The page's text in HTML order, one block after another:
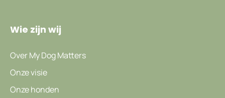
Wie zijn wij
Over My Dog Matters
Onze visie
Onze honden